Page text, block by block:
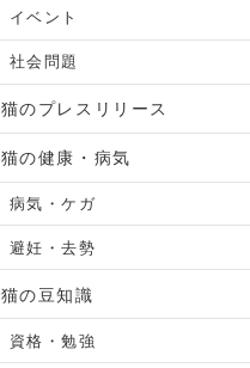
イベント
社会問題
猫のプレスリリース
猫の健康・病気
病気・ケガ
避妊・去勢
猫の豆知識
資格・勉強